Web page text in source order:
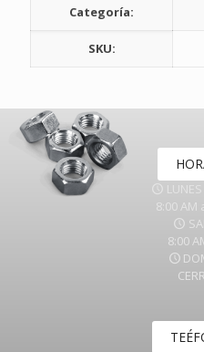
Categoría:
SKU:
8:00 AM
8:00